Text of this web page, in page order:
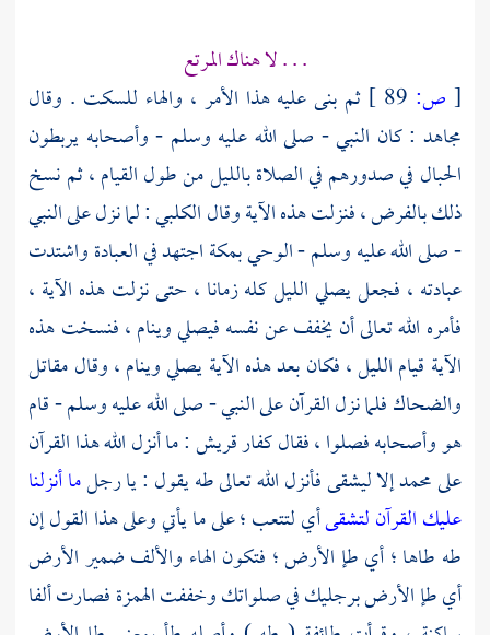
. . . لا هناك المرتع
[ ص:
ثم بنى عليه هذا الأمر ، والهاء للسكت . وقال
مجاهد : كان النبي - صلى الله عليه وسلم - وأصحابه يربطون
الحبال في صدورهم في الصلاة بالليل من طول القيام ، ثم نسخ
ذلك بالفرض ، فنزلت هذه الآية وقالالكلبي: لما نزل على النبي
- صلى الله عليه وسلم - الوحيبمكةاجتهد في العبادة واشتدت
عبادته ، فجعل يصلي الليل كله زمانا ، حتى نزلت هذه الآية ،
فأمره الله تعالى أن يخفف عن نفسه فيصلي وينام ، فنسخت هذه
الآية قيام الليل ، فكان بعد هذه الآية يصلي وينام ، وقالمقاتل
والضحاكفلما نزل القرآن على النبي - صلى الله عليه وسلم - قام
هو وأصحابه فصلوا ، فقال كفارقريش: ما أنزل الله هذا القرآن
علىمحمدإلا ليشقى فأنزل الله تعالى طه يقول : يا رجلما أنزلنا
عليك القرآن لتشقىأي لتتعب ؛ على ما يأتي وعلى هذا القول إن
طه طاها ؛ أي طإ الأرض ؛ فتكون الهاء والألف ضمير الأرض
أي طإ الأرض برجليك في صلواتك وخففت الهمزة فصارت ألفا